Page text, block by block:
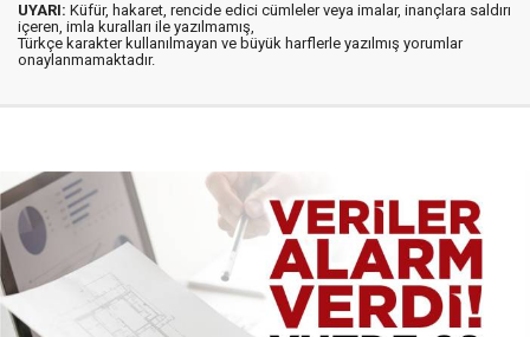
UYARI: Küfür, hakaret, rencide edici cümleler veya imalar, inançlara saldırı
içeren, imla kuralları ile yazılmamış,
Türkçe karakter kullanılmayan ve büyük harflerle yazılmış yorumlar
onaylanmamaktadır.